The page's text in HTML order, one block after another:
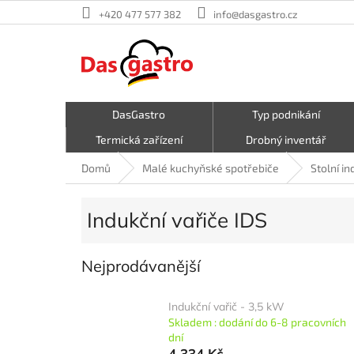
na
+420 477 577 382 info@dasgastro.cz
DasGastro Typ podnikání
Termická zařízení
Drobný inventář
Malé kuchyňské spotřebiče
Kavárna a zmrzlina
Domů Malé kuchyňské spotřebiče Stolní
Indukční vařiče IDS
Nejprodávanější
Indukční vařič - 3,5 kW
Skladem : dodání do 6-8 pracovních
dní